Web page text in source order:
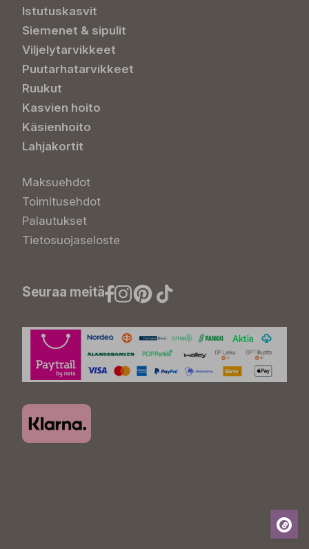
Istutuskasvit
Siemenet & sipulit
Viljelytarvikkeet
Puutarhatarvikkeet
Ruukut
Kasvien hoito
Käsienhoito
Lahjakortit
Maksuehdot
Toimitusehdot
Palautukset
Tietosuojaseloste
Seuraa meitä